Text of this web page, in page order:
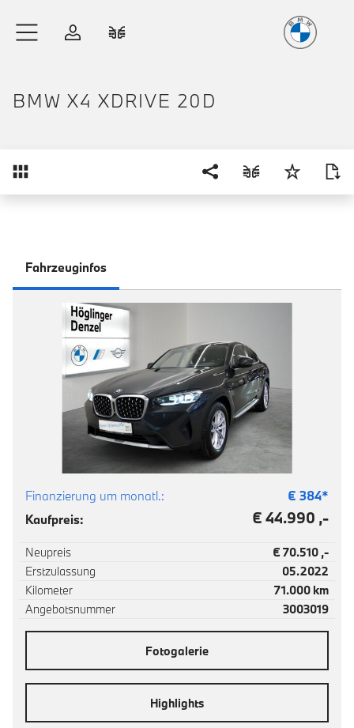
Anmelden
BMW X4 XDRIVE 20D
Fahrzeuginfos
Finanzierung um monatl.: € 384*
Kaufpreis:
€ 44.990 ,-
Neupreis
€ 70.510 ,-
Erstzulassung
05.2022
Kilometer
71.000 km
Angebotsnummer
3003019
Fotogalerie
Highlights